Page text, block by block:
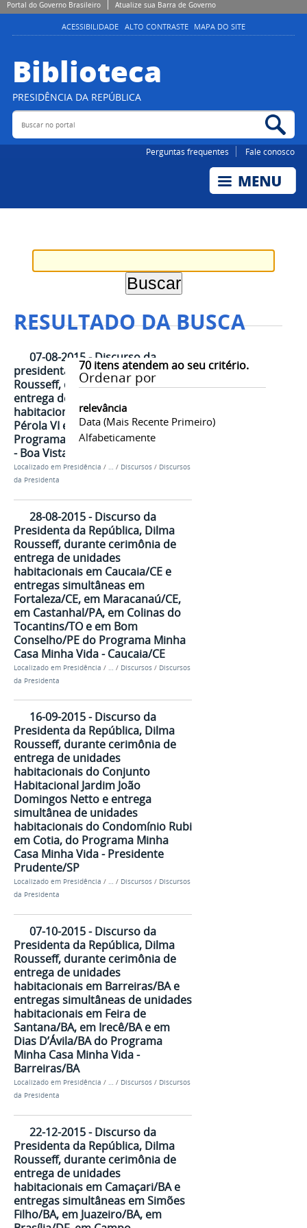
Portal do Governo Brasileiro Atualize sua Barra de Governo
ACESSIBILIDADE ALTO CONTRASTE MAPA DO SITE
Biblioteca
PRESIDÊNCIA DA REPÚBLICA
Buscar no portal
Perguntas frequentes Fale conosco
RESULTADO DA BUSCA
70itens atendem ao seu critério.
Ordenar por
relevância
Data (mais Recente Primeiro)
Alfabeticamente
07-08-2015 - Discurso da
presidenta da República, Dilma
Rousseff, durante cerimônia de
entrega de 747 unidades
habitacionais dos Residenciais
Pérola VI e VII e Ajuricaba, do
Programa Minha Casa Minha Vida
- Boa Vista/RR
Localizado em Presidência / … / Discursos / Discursos
da Presidenta
28-08-2015 - Discurso da
Presidenta da República, Dilma
Rousseff, durante cerimônia de
entrega de unidades
habitacionais em Caucaia/CE e
entregas simultâneas em
Fortaleza/CE, em Maracanaú/CE,
em Castanhal/PA, em Colinas do
Tocantins/TO e em Bom
Conselho/PE do Programa Minha
Casa Minha Vida - Caucaia/CE
Localizado em Presidência / / Discursos / Discursos
da Presidenta
16-09-2015 - Discurso da
Presidenta da República, Dilma
Rousseff, durante cerimônia de
entrega de unidades
habitacionais do Conjunto
Habitacional Jardim João
Domingos Netto e entrega
simultânea de unidades
habitacionais do Condomínio Rubi
em Cotia, do Programa Minha
Casa Minha Vida - Presidente
Prudente/SP
Localizado em Presidência / … / Discursos / Discursos
da Presidenta
07-10-2015 - Discurso da
Presidenta da República, Dilma
Rousseff, durante cerimônia de
entrega de unidades
habitacionais em Barreiras/BA e
entregas simultâneas de unidades
habitacionais em Feira de
Santana/BA, em Irecê/BA e em
Dias D’Ávila/BA do Programa
Minha Casa Minha Vida -
Barreiras/BA
Localizado em Presidência / … / Discursos / Discursos
da Presidenta
22-12-2015 - Discurso da
Presidenta da República, Dilma
Rousseff, durante cerimônia de
entrega de unidades
habitacionais em Camaçari/BA e
entregas simultâneas em Simões
Filho/BA, em Juazeiro/BA, em